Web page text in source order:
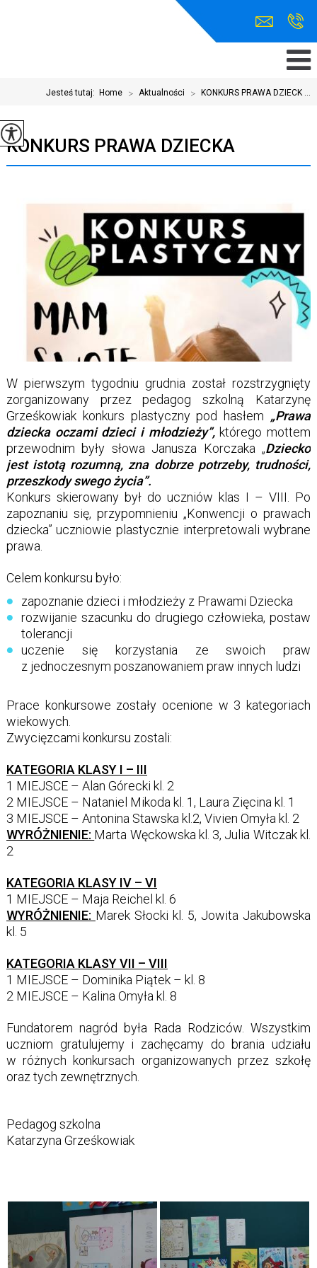
Jesteś tutaj: Home > Aktualności > KONKURS PRAWA DZIECK ...
KONKURS PRAWA DZIECKA
W pierwszym tygodniu grudnia został rozstrzygnięty
zorganizowany przez pedagog szkolną Katarzynę
Grześkowiak konkurs plastyczny pod hasłem „Prawa
dziecka oczami dzieci i młodzieży”, którego mottem
przewodnim były słowa Janusza Korczaka „Dziecko
jest istotą rozumną, zna dobrze potrzeby, trudności,
przeszkody swego życia”.
Konkurs skierowany był do uczniów klas I – VIII. Po
zapoznaniu się, przypomnieniu „Konwencji o prawach
dziecka” uczniowie plastycznie interpretowali wybrane
prawa.
Celem konkursu było:
zapoznanie dzieci i młodzieży z Prawami Dziecka
rozwijanie szacunku do drugiego człowieka, postaw
tolerancji
uczenie się korzystania ze swoich praw
z jednoczesnym poszanowaniem praw innych ludzi
Prace konkursowe zostały ocenione w 3 kategoriach
wiekowych.
Zwycięzcami konkursu zostali:
KATEGORIA KLASY I – III
1 MIEJSCE – Alan Górecki kl. 2
2 MIEJSCE – Nataniel Mikoda kl. 1, Laura Zięcina kl. 1
3 MIEJSCE – Antonina Stawska kl.2, Vivien Omyła kl. 2
WYRÓŻNIENIE: Marta Węckowska kl. 3, Julia Witczak kl.
2
KATEGORIA KLASY IV – VI
1 MIEJSCE – Maja Reichel kl. 6
WYRÓŻNIENIE: Marek Słocki kl. 5, Jowita Jakubowska
kl. 5
KATEGORIA KLASY VII – VIII
1 MIEJSCE – Dominika Piątek – kl. 8
2 MIEJSCE – Kalina Omyła kl. 8
Fundatorem nagród była Rada Rodziców. Wszystkim
uczniom gratulujemy i zachęcamy do brania udziału
w różnych konkursach organizowanych przez szkołę
oraz tych zewnętrznych.
Pedagog szkolna
Katarzyna Grześkowiak